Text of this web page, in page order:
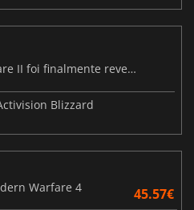
Call of Duty Modern: Warfare II foi finalmente revelado
Blizzard
Warfare 4
45.57€